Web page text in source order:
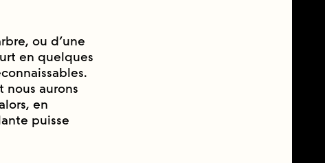
ou d’une
en quelques
nous aurons
en
puisse